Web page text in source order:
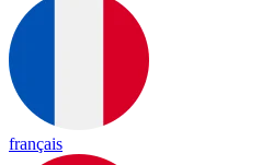
français